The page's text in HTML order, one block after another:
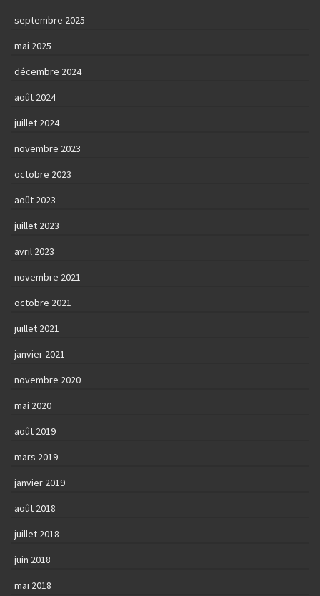
septembre 2025
mai 2025
décembre 2024
août 2024
juillet 2024
novembre 2023
octobre 2023
août 2023
juillet 2023
avril 2023
novembre 2021
octobre 2021
juillet 2021
janvier 2021
novembre 2020
mai 2020
août 2019
mars 2019
janvier 2019
août 2018
juillet 2018
juin 2018
mai 2018